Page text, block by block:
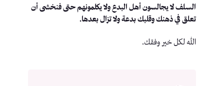
السلف لا يجالسون أهل البدع ولا يكلمونهم حتى فنخشى أن
تعلق في ذهنك وقلبك بدعة ولا تزال بعدها.
الله لكل خير وفقك.